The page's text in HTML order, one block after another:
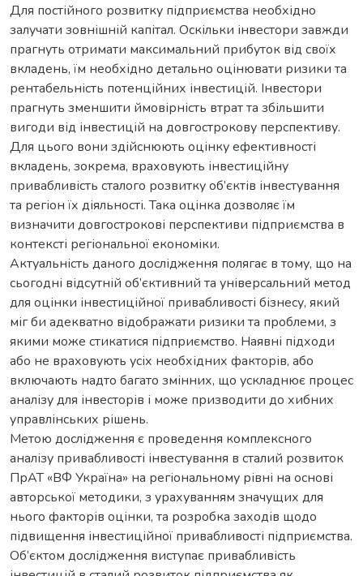
Для постійного розвитку підприємства необхідно
залучати зовнішній капітал. Оскільки інвестори завжди
прагнуть отримати максимальний прибуток від своїх
вкладень, їм необхідно детально оцінювати ризики та
рентабельність потенційних інвестицій. Інвестори
прагнуть зменшити ймовірність втрат та збільшити
вигоди від інвестицій на довгострокову перспективу.
Для цього вони здійснюють оцінку ефективності
вкладень, зокрема, враховують інвестиційну
привабливість сталого розвитку об’єктів інвестування
та регіон їх діяльності. Така оцінка дозволяє їм
визначити довгострокові перспективи підприємства в
контексті регіональної економіки.
Актуальність даного дослідження полягає в тому, що на
сьогодні відсутній об’єктивний та універсальний метод
для оцінки інвестиційної привабливості бізнесу, який
міг би адекватно відображати ризики та проблеми, з
якими може стикатися підприємство. Наявні підходи
або не враховують усіх необхідних факторів, або
включають надто багато змінних, що ускладнює процес
аналізу для інвесторів і може призводити до хибних
управлінських рішень.
Метою дослідження є проведення комплексного
аналізу привабливості інвестування в сталий розвиток
ПрАТ «ВФ Україна» на регіональному рівні на основі
авторської методики, з урахуванням значущих для
нього факторів оцінки, та розробка заходів щодо
підвищення інвестиційної привабливості підприємства.
Об’єктом дослідження виступає привабливість